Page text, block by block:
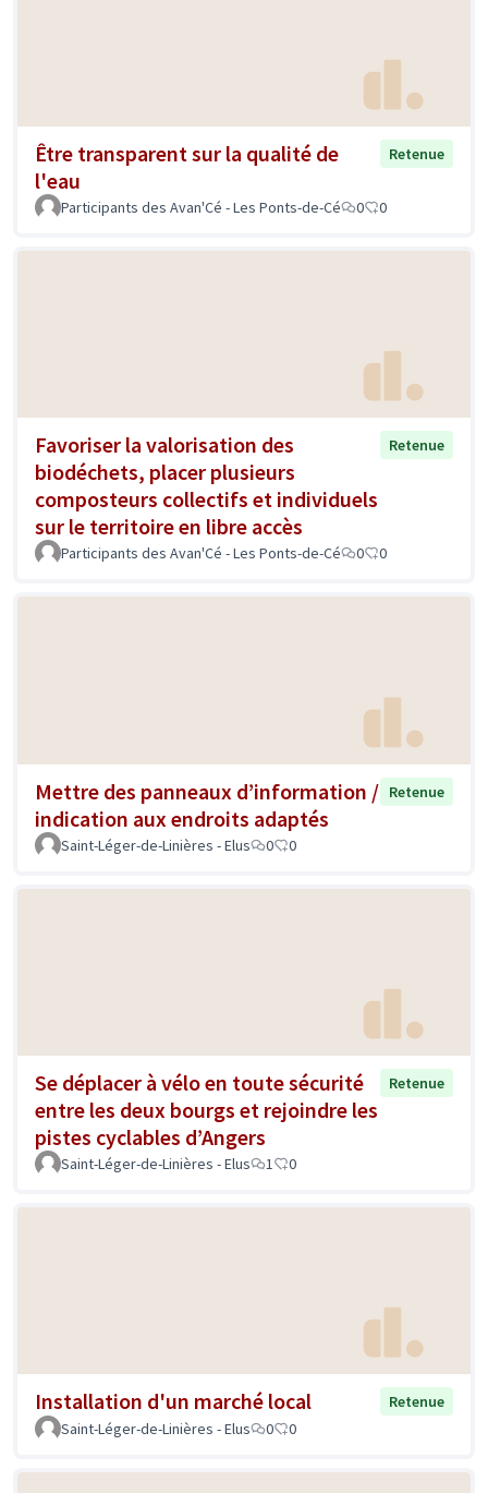
Être transparent sur la qualité de
l'eau
Retenue
Participants des Avan'Cé - Les Ponts-de-Cé 0 0
Favoriser la valorisation des
biodéchets, placer plusieurs
composteurs collectifs et individuels
sur le territoire en libre accès
Retenue
Participants des Avan'Cé - Les Ponts-de-Cé 0 0
Mettre des panneaux d’information /
indication aux endroits adaptés
Retenue
Saint-Léger-de-Linières - Elus 0 0
Se déplacer à vélo en toute sécurité
entre les deux bourgs et rejoindre les
pistes cyclables d’Angers
Retenue
Saint-Léger-de-Linières - Elus 1 0
Installation d'un marché local
Retenue
Saint-Léger-de-Linières - Elus
0 0